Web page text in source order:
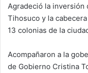
Agradeció la inversión
Tihosuco y la
13 colonias de la
Acompañaron a la
de Gobierno Cristina